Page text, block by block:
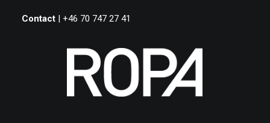
Contact | +46 70 747 27 41